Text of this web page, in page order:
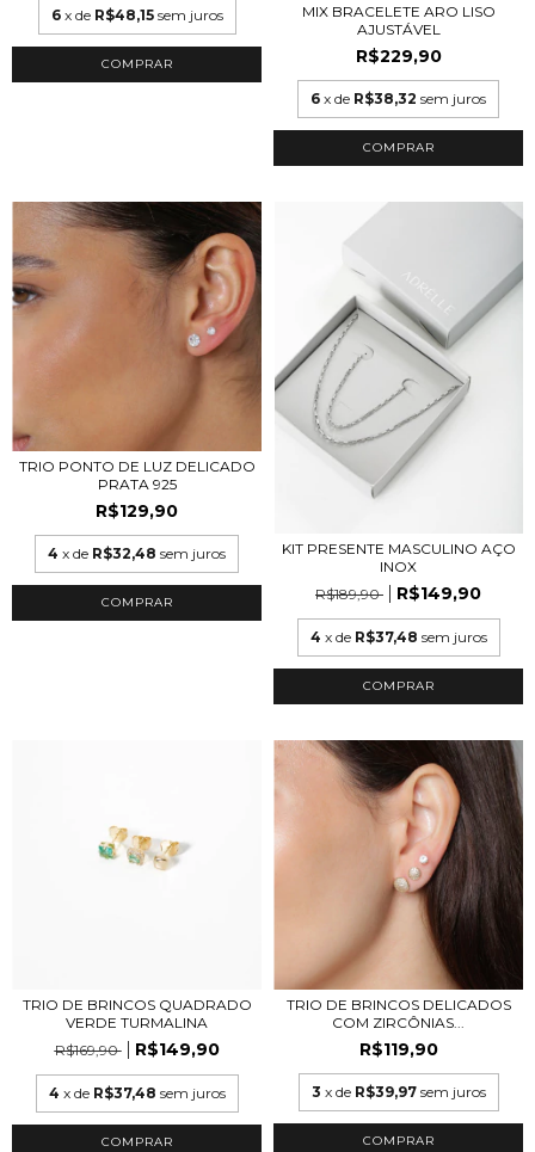
6 x de R$48,15 sem juros
COMPRAR
MIX BRACELETE ARO LISO
AJUSTÁVEL
R$229,90
6 x de R$38,32 sem juros
TRIO PONTO DE LUZ DELICADO
PRATA 925
R$129,90
4 x de R$32,48 sem juros
KIT PRESENTE MASCULINO AÇO
INOX
R$189,90
R$149,90
4 x de R$37,48 sem juros
TRIO DE BRINCOS QUADRADO
VERDE TURMALINA
R$169,90
R$149,90
4 x de R$37,48 sem juros
COMPRAR
TRIO DE BRINCOS DELICADOS
COM ZIRCÔNIAS...
R$119,90
3 x de R$39,97 sem juros
COMPRAR